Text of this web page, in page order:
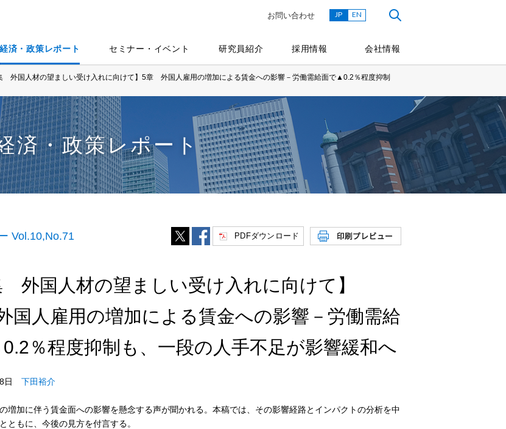
経済・政策レポート セミナー・イベント 研究員紹介 採用情報 会社情報
お問い合わせ JP EN
外国人材の望ましい受け入れに向けて】5章 外国人雇用の増加による賃金への影響－労働需給面で▲0.2％程度抑制
済・政策レポート
PDFダウンロード
Vol.10,No.71
外国人材の望ましい受け入れに向けて】
人雇用の増加による賃金への影響－労働需給
％程度抑制も、一段の人手不足が影響緩和へ
日 下田裕介
増加に伴う賃金面への影響を懸念する声が聞かれる。本稿では、その影響経路とインパクトの分析を中
ともに、今後の見方を付言する。